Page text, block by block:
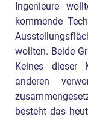
Ingenieure
kommende
wollten. Beide
Keines dieser
anderen
besteht das